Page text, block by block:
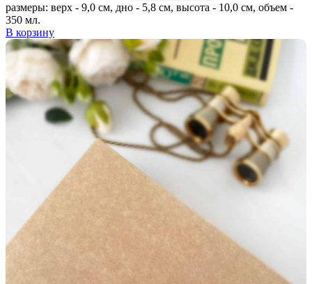
размеры: верх - 9,0 см, дно - 5,8 см, высота - 10,0 см, объем -
350 мл.
В корзину